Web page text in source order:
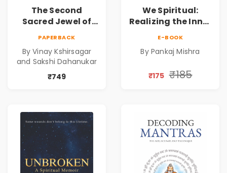
The Second
Sacred Jewel of
Sahasranam
PAPERBACK
By Vinay Kshirsagar
and Sakshi Dahanukar
₹749
We Spiritual:
Realizing the Inner
Discovery &
E-BOOK
By Pankaj Mishra
₹175 ₹185